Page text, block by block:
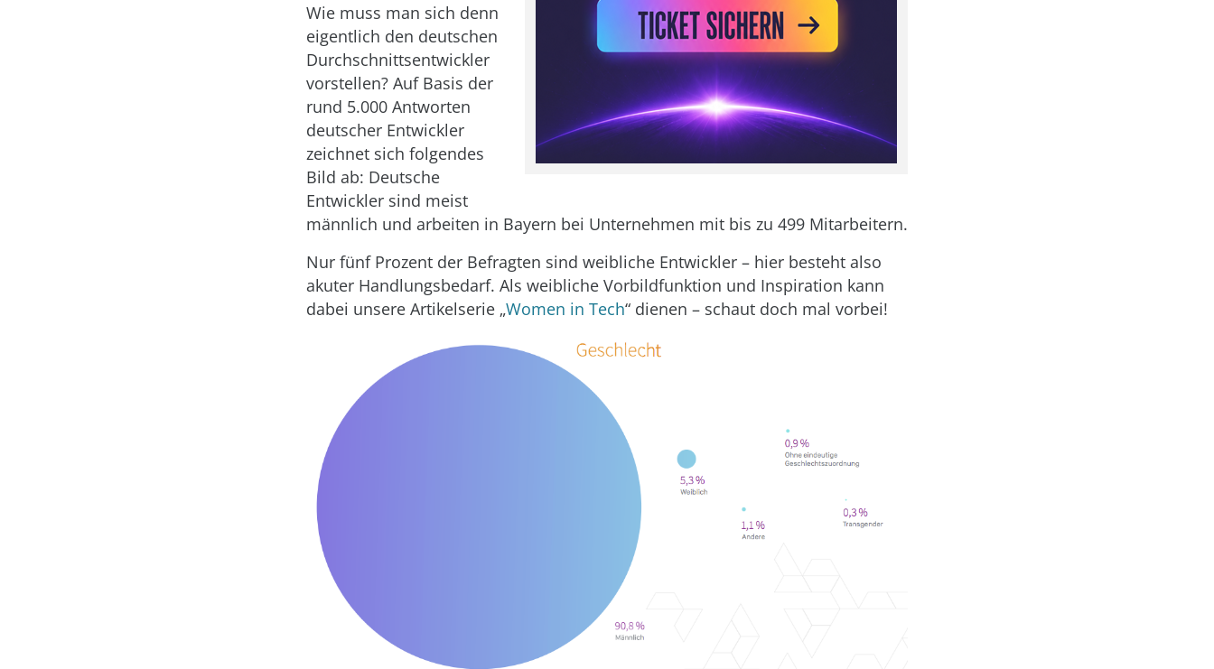
Wie muss man sich denn
eigentlich den deutschen
Durchschnittsentwickler
vorstellen? Auf Basis der
rund 5.000 Antworten
deutscher Entwickler
zeichnet sich folgendes
Bild ab: Deutsche
Entwickler sind meist
männlich und arbeiten in Bayern bei Unternehmen mit bis zu 499 Mitarbeitern.
Nur fünf Prozent der Befragten sind weibliche Entwickler – hier besteht also
akuter Handlungsbedarf. Als weibliche Vorbildfunktion und Inspiration kann
dabei unsere Artikelserie „Women in Tech“ dienen – schaut doch mal vorbei!